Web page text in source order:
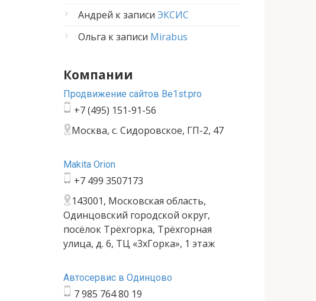
Андрей к записи ЭКСИС
Ольга к записи Mirabus
Компании
Продвижение сайтов Be1st.pro
+7 (495) 151-91-56
Москва, с. Сидоровское, ГП-2, 47
Makita Orion
+7 499 3507173
143001, Московская область,
Одинцовский городской округ,
посёлок Трёхгорка, Трёхгорная
улица, д. 6, ТЦ «3хГорка», 1 этаж
Автосервис в Одинцово
7 985 764 80 19